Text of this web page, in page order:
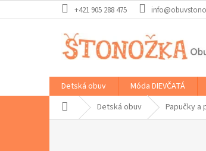
na
+421 905 288 475
Detská obuv Móda DIEVČATÁ
DomovDetská obuv Papučky a